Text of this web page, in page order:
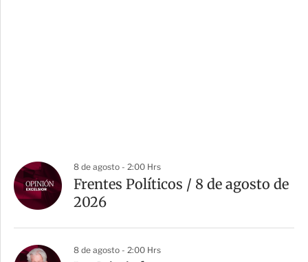
8 de agosto - 2:00 Hrs
Frentes Políticos / 8 de agosto de
2026
8 de agosto - 2:00 Hrs